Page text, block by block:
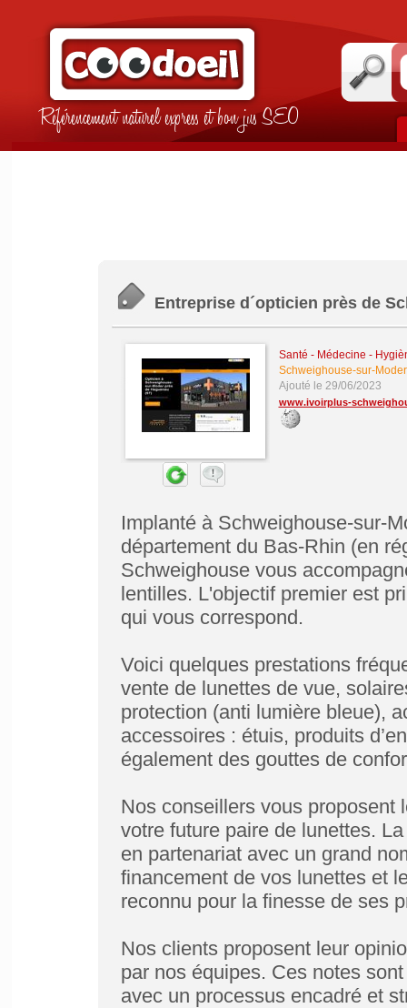
Référencement naturel express et bon jus SEO
Entreprise d´opticien près de
Santé - Médecine -
Schweighouse-sur-Moder
Ajouté le 29/06/2023
www.ivoirplus-
Implanté à Schweighouse-sur-
département du Bas-Rhin (en
Schweighouse vous
lentilles. L'objectif premier est
qui vous correspond.
Voici quelques prestations
vente de lunettes de vue,
protection (anti lumière bleue),
accessoires : étuis, produits
également des gouttes de
Nos conseillers vous proposent
votre future paire de lunettes.
en partenariat avec un grand
financement de vos lunettes et
reconnu pour la finesse de ses
Nos clients proposent leur
par nos équipes. Ces notes
avec un processus encadré et